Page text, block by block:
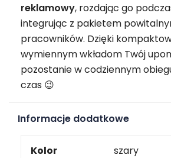
reklamowy, rozdając go
integrując z pakietem
pracowników. Dzięki
wymiennym wkładom Twój
pozostanie w codziennym
czas 😉
Informacje dodatkowe
Kolor szary